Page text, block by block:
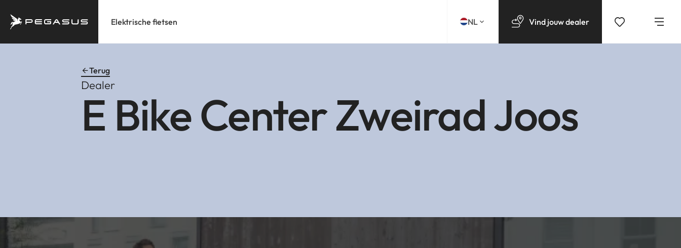
Elektrische fietsen NL Vind jouwdealer
Terug
Dealer
E Bike Center Zweirad Joos